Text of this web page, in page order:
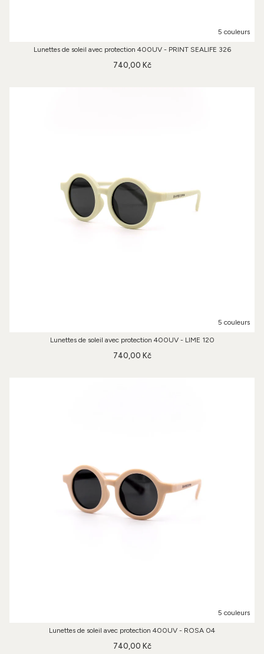
5 couleurs
Lunettes de soleil avec protection 400UV - PRINT SEALIFE 326
740,00 Kč
5 couleurs
Lunettes de soleil avec protection 400UV - LIME 120
740,00 Kč
5 couleurs
Lunettes de soleil avec protection 400UV - ROSA 04
740,00 Kč